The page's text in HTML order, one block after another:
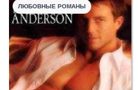
ЛЮБОВНЫЕ РОМАНЫ